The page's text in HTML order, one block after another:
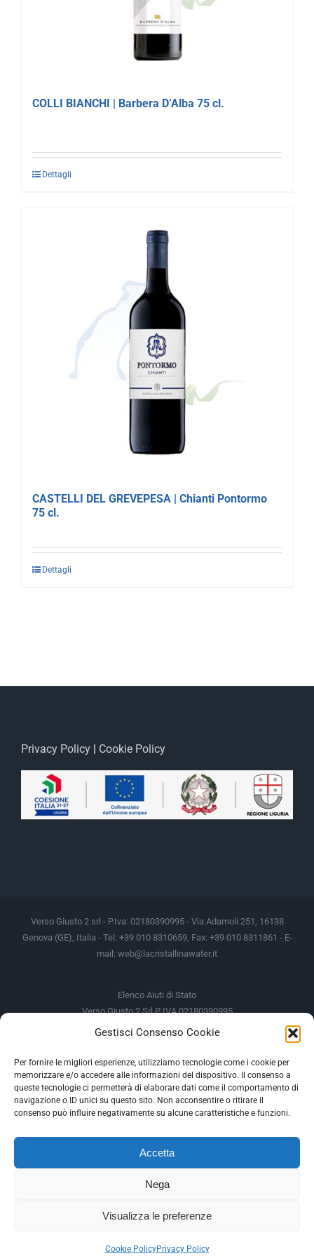
Gestisci Consenso Cookie
Per fornire le migliori esperienze, utilizziamo tecnologie come i cookie per
memorizzare e/o accedere alle informazioni del dispositivo. Il consenso a
queste tecnologie ci permetterà di elaborare dati come il comportamento di
navigazione o ID unici su questo sito. Non acconsentire o ritirare il
consenso può influire negativamente su alcune caratteristiche e funzioni.
Accetta
Nega
Visualizza le preferenze
Cookie PolicyPrivacy Policy
COLLI BIANCHI | Barbera D’Alba 75 cl.
Dettagli
CASTELLI DEL GREVEPESA | Chianti Pontormo
75 cl.
Dettagli
Privacy Policy | Cookie Policy
Verso Giusto 2 srl - P.Iva: 02180390995 - Via Adamoli 251, 16138
Genova (GE), Italia - Tel: +39 010 8310659, Fax: +39 010 8311861 - E-
mail: web@lacristallinawater.it
Elenco Aiuti di Stato
Verso Giusto 2 Srl P IVA 02180390995
Soggetto Erogante
Somma Incassata
Agenzia delle Entrate
49.338,00 €
Agenzia delle Entrate
49.338,00 €
M.I.S.E
935,34 €
Gli altri aiuti di Stato sono consultabili sul REGISTRO NAZIONALE
--